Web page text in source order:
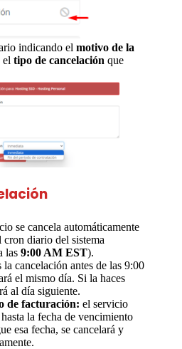
indicando el motivo de la
el tipo de cancelación que
se cancela automáticamente
cron diario del sistema
las 9:00 AM EST).
la cancelación antes de las 9:00
el mismo día. Si la haces
al día siguiente.
de facturación: el servicio
la fecha de vencimiento
esa fecha, se cancelará y